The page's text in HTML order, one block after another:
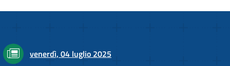
venerdì, 04 luglio 2025